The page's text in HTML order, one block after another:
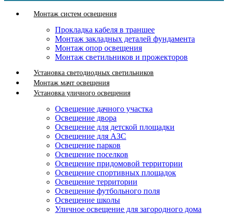
Монтаж систем освещения
Прокладка кабеля в траншее
Монтаж закладных деталей фундамента
Монтаж опор освещения
Монтаж светильников и прожекторов
Установка светодиодных светильников
Монтаж мачт освещения
Установка уличного освещения
Освещение дачного участка
Освещение двора
Освещение для детской площадки
Освещение для АЗС
Освещение парков
Освещение поселков
Освещение придомовой территории
Освещение спортивных площадок
Освещение территории
Освещение футбольного поля
Освещение школы
Уличное освещение для загородного дома